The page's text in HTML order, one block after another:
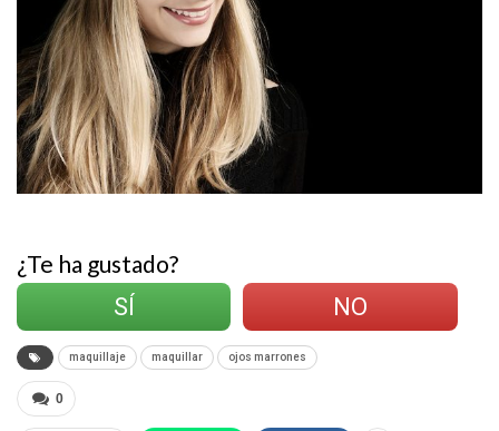
¿Te ha gustado?
SÍ
NO
maquillaje maquillar ojos marrones
0